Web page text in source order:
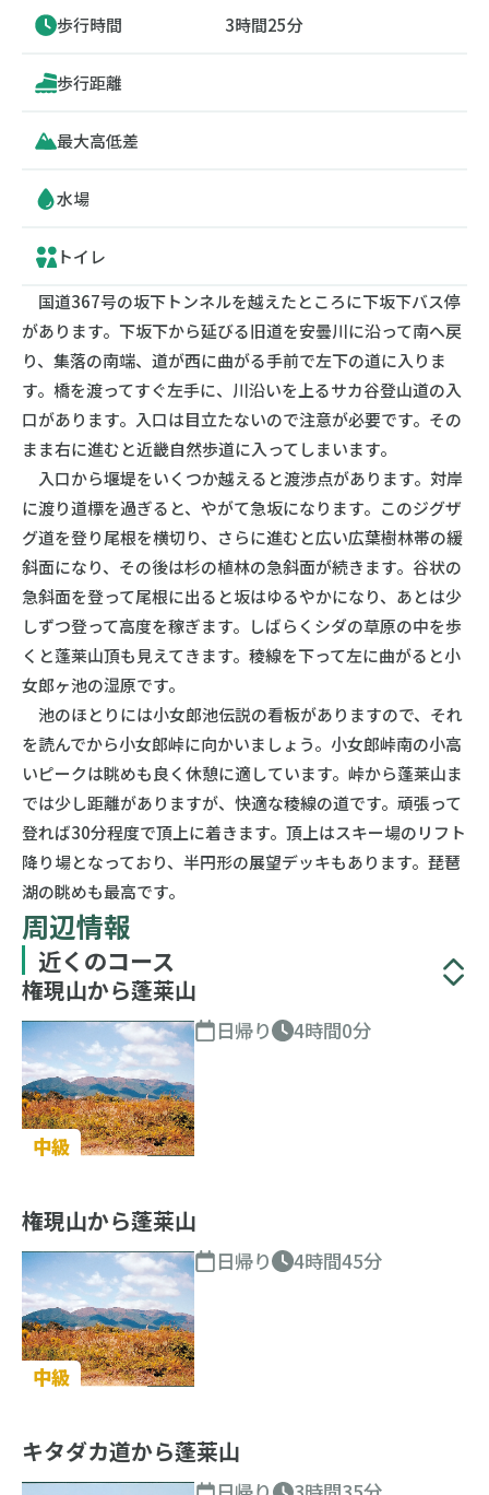
歩行時間 3時間25分
歩行距離
最大高低差
水場
トイレ
国道367号の坂下トンネルを越えたところに下坂下バス停
があります。下坂下から延びる旧道を安曇川に沿って南へ戻
り、集落の南端、道が西に曲がる手前で左下の道に入りま
す。橋を渡ってすぐ左手に、川沿いを上るサカ谷登山道の入
口があります。入口は目立たないので注意が必要です。その
まま右に進むと近畿自然歩道に入ってしまいます。
入口から堰堤をいくつか越えると渡渉点があります。対岸
に渡り道標を過ぎると、やがて急坂になります。このジグザ
グ道を登り尾根を横切り、さらに進むと広い広葉樹林帯の緩
斜面になり、その後は杉の植林の急斜面が続きます。谷状の
急斜面を登って尾根に出ると坂はゆるやかになり、あとは少
しずつ登って高度を稼ぎます。しばらくシダの草原の中を歩
くと蓬莱山頂も見えてきます。稜線を下って左に曲がると小
女郎ヶ池の湿原です。
池のほとりには小女郎池伝説の看板がありますので、それ
を読んでから小女郎峠に向かいましょう。小女郎峠南の小高
いピークは眺めも良く休憩に適しています。峠から蓬莱山ま
では少し距離がありますが、快適な稜線の道です。頑張って
登れば30分程度で頂上に着きます。頂上はスキー場のリフト
降り場となっており、半円形の展望デッキもあります。琵琶
湖の眺めも最高です。
周辺情報
近くのコース
権現山から蓬莱山
中級
日帰り 4時間0分
権現山から蓬莱山
中級
日帰り 4時間45分
キタダカ道から蓬莱山